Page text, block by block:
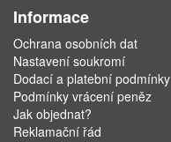
Informace
Ochrana osobních dat
Nastavení soukromí
Dodací a platební podmínky
Podmínky vrácení peněz
Jak objednat?
Reklamační řád